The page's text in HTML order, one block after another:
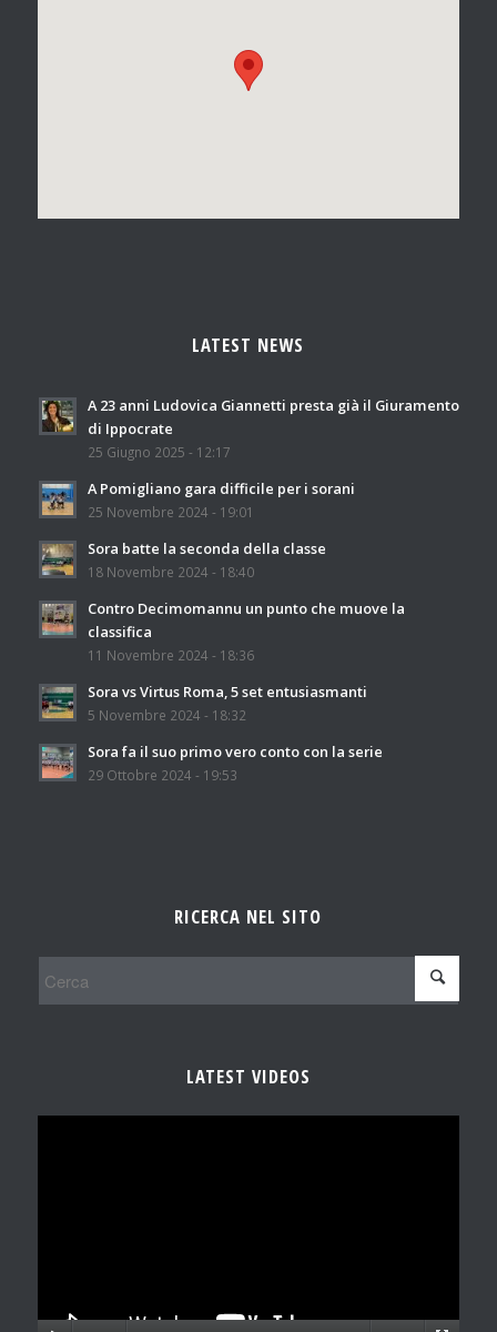
LATEST NEWS
A 23 anni Ludovica Giannetti presta già il Giuramento
di Ippocrate
25 Giugno 2025 - 12:17
A Pomigliano gara difficile per i sorani
25 Novembre 2024 - 19:01
Sora batte la seconda della classe
18 Novembre 2024 - 18:40
Contro Decimomannu un punto che muove la
classifica
11 Novembre 2024 - 18:36
Sora vs Virtus Roma, 5 set entusiasmanti
5 Novembre 2024 - 18:32
Sora fa il suo primo vero conto con la serie
29 Ottobre 2024 - 19:53
RICERCA NEL SITO
LATEST VIDEOS